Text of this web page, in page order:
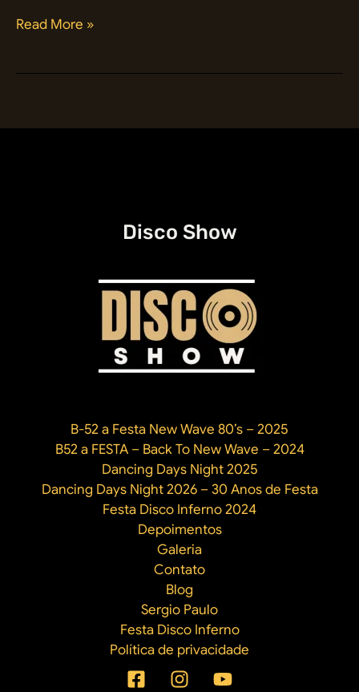
Discotecas
anos
Read More »
Disco Show
B-52 a Festa New Wave 80’s – 2025
B52 a FESTA – Back To New Wave – 2024
Dancing Days Night 2025
Dancing Days Night 2026 – 30 Anos de Festa
Festa Disco Inferno 2024
Depoimentos
Galeria
Contato
Blog
Sergio Paulo
Festa Disco Inferno
Política de privacidade